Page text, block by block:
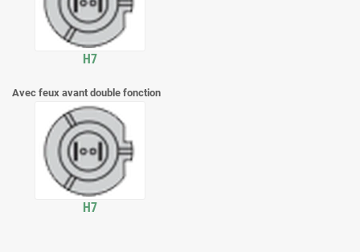
H7
Avec feux avant double fonction
H7